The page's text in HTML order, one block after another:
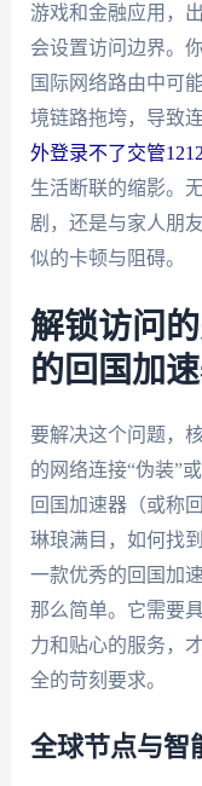
游戏和金融应用，
会设置访问边界。
国际网络路由中可
境链路拖垮，导致
外登录不了交管
生活断联的缩影。
剧，还是与家人朋
似的卡顿与阻碍。
解锁访问
的回国加
要解决这个问题，
的网络连接“伪装”
回国加速器（或称
琳琅满目，如何找
一款优秀的回国加
那么简单。它需要
力和贴心的服务，
全的苛刻要求。
全球节点与智